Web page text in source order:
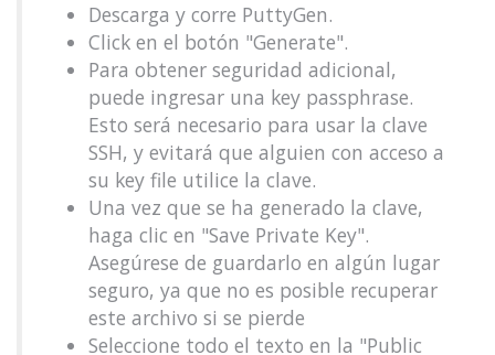
Descarga y corre PuttyGen.
Click en el botón "Generate".
Para obtener seguridad adicional,
puede ingresar una key passphrase.
Esto será necesario para usar la clave
SSH, y evitará que alguien con acceso a
su key file utilice la clave.
Una vez que se ha generado la clave,
haga clic en "Save Private Key".
Asegúrese de guardarlo en algún lugar
seguro, ya que no es posible recuperar
este archivo si se pierde
Seleccione todo el texto en la "Public